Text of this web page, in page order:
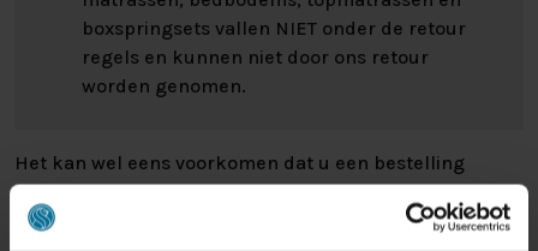
boxspringsets vallen NIET onder de retour
regels en kunnen niet door ons retour
worden genomen.
Het kan wel eens voorkomen dat u een bestelling
retour wilt sturen. Wellicht omdat het product toch niet
bevalt of misschien dat er een andere reden is waarom